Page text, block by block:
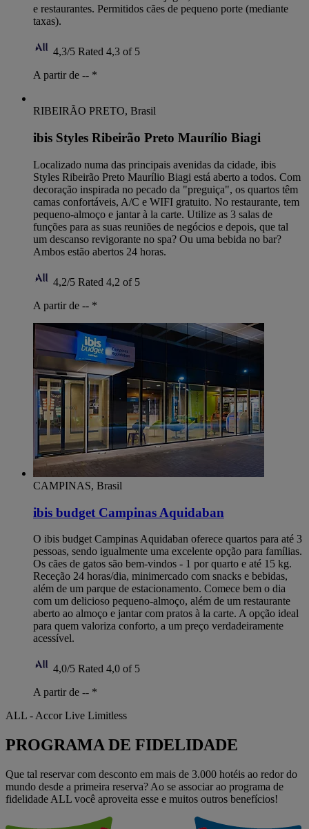
e restaurantes. Permitidos cães de pequeno porte (mediante
taxas).
4,3/5 Rated 4,3 of 5
A partir de -- *
RIBEIRÃO PRETO, Brasil
ibis Styles Ribeirão Preto Maurílio Biagi
Localizado numa das principais avenidas da cidade, ibis
Styles Ribeirão Preto Maurílio Biagi está aberto a todos. Com
decoração inspirada no pecado da "preguiça", os quartos têm
camas confortáveis, A/C e WIFI gratuito. No restaurante, tem
pequeno-almoço e jantar à la carte. Utilize as 3 salas de
funções para as suas reuniões de negócios e depois, que tal
um descanso revigorante no spa? Ou uma bebida no bar?
Ambos estão abertos 24 horas.
4,2/5 Rated 4,2 of 5
A partir de -- *
CAMPINAS, Brasil
ibis budget Campinas Aquidaban
O ibis budget Campinas Aquidaban oferece quartos para até 3
pessoas, sendo igualmente uma excelente opção para famílias.
Os cães de gatos são bem-vindos - 1 por quarto e até 15 kg.
Receção 24 horas/dia, minimercado com snacks e bebidas,
além de um parque de estacionamento. Comece bem o dia
com um delicioso pequeno-almoço, além de um restaurante
aberto ao almoço e jantar com pratos à la carte. A opção ideal
para quem valoriza conforto, a um preço verdadeiramente
acessível.
4,0/5 Rated 4,0 of 5
A partir de -- *
ALL - Accor Live Limitless
PROGRAMA DE FIDELIDADE
Que tal reservar com desconto em mais de 3.000 hotéis ao redor do
mundo desde a primeira reserva? Ao se associar ao programa de
fidelidade ALL você aproveita esse e muitos outros benefícios!